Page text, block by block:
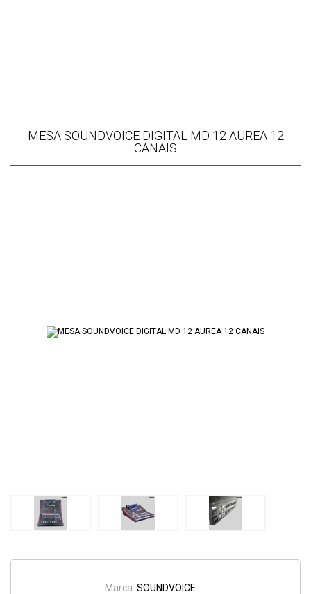
MESA SOUNDVOICE DIGITAL MD 12 AUREA 12
CANAIS
Marca: SOUNDVOICE